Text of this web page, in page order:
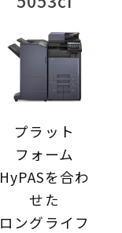
プラット
フォーム
HyPASを合わ
せた
ロングライフ